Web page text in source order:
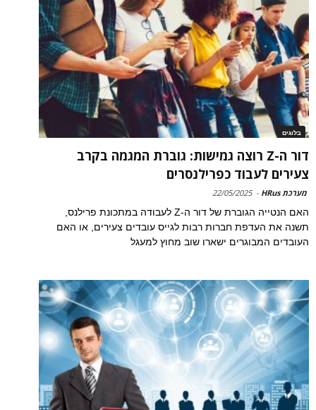
בלוגים
דור ה-Z רוצה גמישות: גוברת המגמה בקרב
צעירים לעבוד כפרילנסרים
מערכת HRus -
22/05/2025
האם הנטייה הגוברת של דור ה-Z לעבודה במתכונת פרילנס,
תשנה את העדפת חברות רבות לגייס עובדים צעירים, או האם
העובדים המבוגרים ישארו שוב מחוץ למעגל